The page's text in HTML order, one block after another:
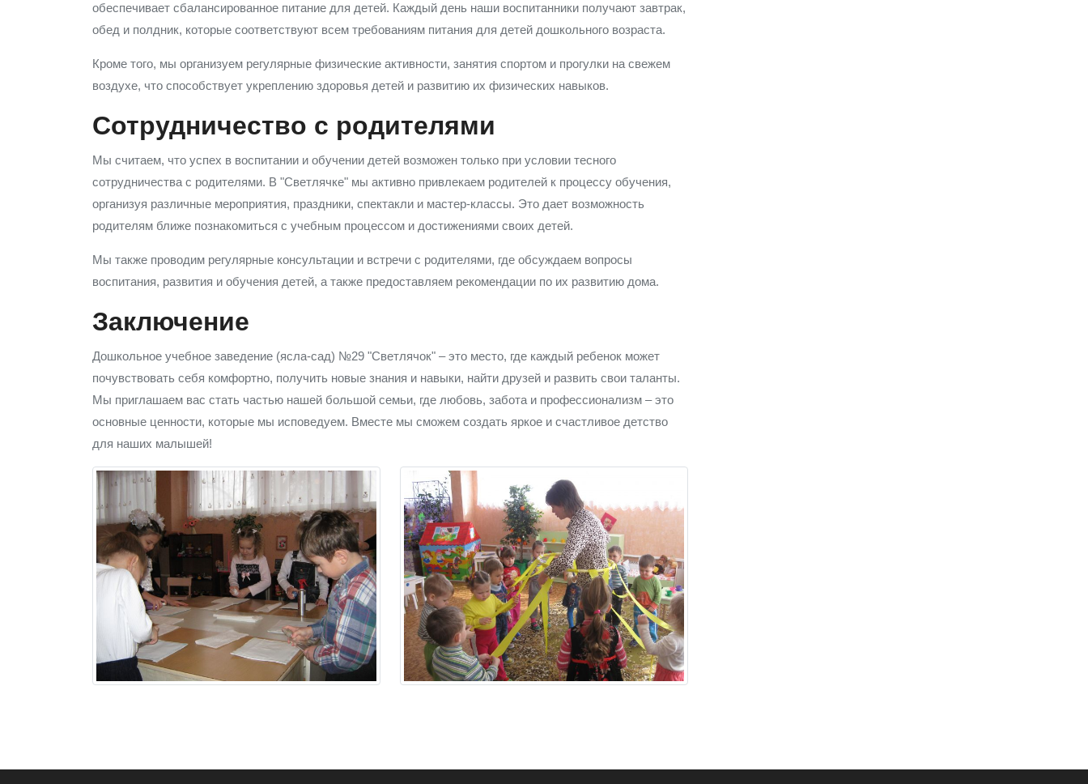
обеспечивает сбалансированное питание для детей. Каждый день наши воспитанники получают завтрак,
обед и полдник, которые соответствуют всем требованиям питания для детей дошкольного возраста.
Кроме того, мы организуем регулярные физические активности, занятия спортом и прогулки на свежем
воздухе, что способствует укреплению здоровья детей и развитию их физических навыков.
Сотрудничество с родителями
Мы считаем, что успех в воспитании и обучении детей возможен только при условии тесного
сотрудничества с родителями. В "Светлячке" мы активно привлекаем родителей к процессу обучения,
организуя различные мероприятия, праздники, спектакли и мастер-классы. Это дает возможность
родителям ближе познакомиться с учебным процессом и достижениями своих детей.
Мы также проводим регулярные консультации и встречи с родителями, где обсуждаем вопросы
воспитания, развития и обучения детей, а также предоставляем рекомендации по их развитию дома.
Заключение
Дошкольное учебное заведение (ясла-сад) №29 "Светлячок" – это место, где каждый ребенок может
почувствовать себя комфортно, получить новые знания и навыки, найти друзей и развить свои таланты.
Мы приглашаем вас стать частью нашей большой семьи, где любовь, забота и профессионализм – это
основные ценности, которые мы исповедуем. Вместе мы сможем создать яркое и счастливое детство
для наших малышей!